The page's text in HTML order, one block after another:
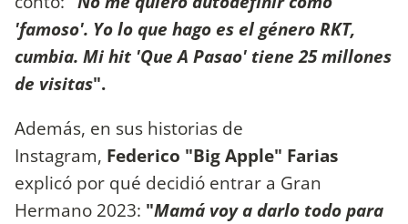
'famoso'. Yo lo que hago es el género RKT,
cumbia. Mi hit 'Que A Pasao' tiene 25 millones
de visitas".
Además, en sus historias de
Instagram, Federico "Big Apple" Farias
explicó por qué decidió entrar a Gran
Hermano 2023: "Mamá voy a darlo todo para